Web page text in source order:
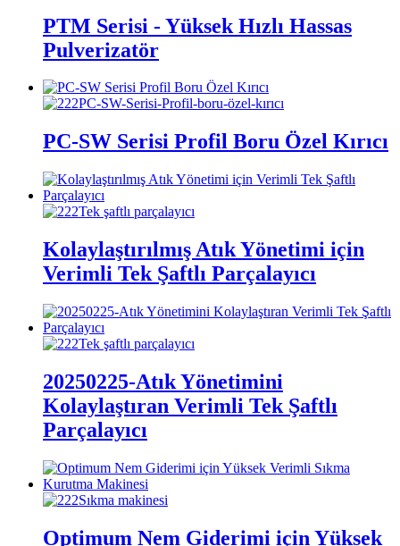
PTM Serisi - Yüksek Hızlı Hassas
Pulverizatör
PC-SW Serisi Profil Boru Özel Kırıcı
Kolaylaştırılmış Atık Yönetimi için
Verimli Tek Şaftlı Parçalayıcı
20250225-Atık Yönetimini
Kolaylaştıran Verimli Tek Şaftlı
Parçalayıcı
Optimum Nem Giderimi için Yüksek